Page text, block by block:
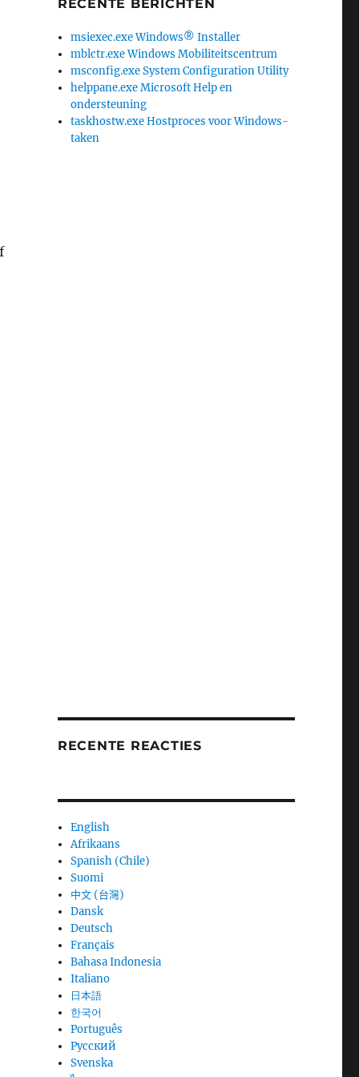
RECENTE BERICHTEN
msiexec.exe Windows® Installer
mblctr.exe Windows Mobiliteitscentrum
msconfig.exe System Configuration Utility
helppane.exe Microsoft Help en
ondersteuning
taskhostw.exe Hostproces voor Windows-
taken
RECENTE REACTIES
English
Afrikaans
Spanish (Chile)
Suomi
中文 (台灣)
Dansk
Deutsch
Français
Bahasa Indonesia
Italiano
日本語
한국어
Português
Русский
Svenska